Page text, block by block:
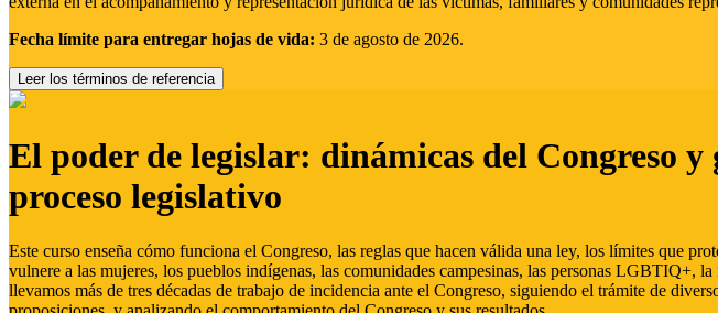
Fecha límite para entregar hojas de vida: 3 de agosto de 2026.
Leer los términos de referencia
El poder de legislar: dinámicas del Congreso
proceso legislativo
Este curso enseña cómo funciona el Congreso, las reglas que hacen válida una ley, los límites que
vulnere a las mujeres, los pueblos indígenas, las comunidades campesinas, las personas LGBTIQ+,
llevamos más de tres décadas de trabajo de incidencia ante el Congreso, siguiendo el trámite de